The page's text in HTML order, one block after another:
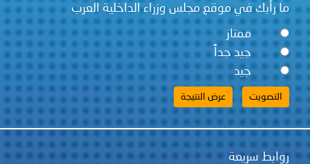
ما رأيك في موقع مجلس وزراء الداخلية العرب
ممتاز
جيد جداً
جيد
روابط سريعة